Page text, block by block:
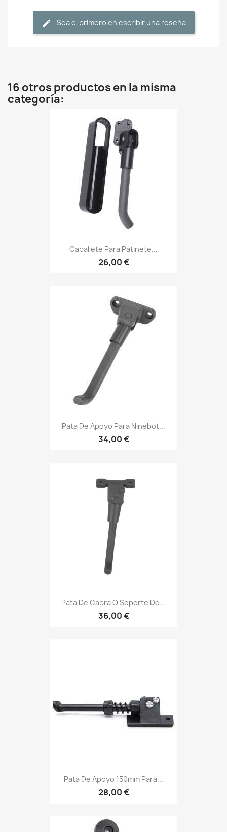
Sea el primero en escribir una reseña
16 otros productos en la misma
categoría:
Caballete Para Patinete...
26,00 €
Pata De Apoyo Para Ninebot...
34,00 €
Pata De Cabra O Soporte De...
36,00 €
Pata De Apoyo 150mm Para...
28,00 €